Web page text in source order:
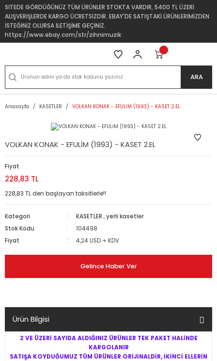
SİTEDE GÖRDÜĞÜNÜZ TÜM ÜRÜNLER STOKTA VARDIR, 5400 TL ÜZERİ
ALIŞVERİŞLERDE KARGO ÜCRETSİZDİR. EBAY'DE SATIŞTAKİ ÜRÜNLERİMİZDEN
İSTEĞİNİZ OLURSA İLETİŞİME GEÇİNİZ.
https://www.ebay.com/str/zihnimuzik
ARA
Anasayfa KASETLER VOLKAN KONAK - EFULİM (1993) - KASET 2.EL
VOLKAN KONAK - EFULİM (1993) - KASET 2.EL
Fiyat
228,83 TL
228,83 TL den başlayan taksitlerle!!
Kategori KASETLER ,yerli kasetler
Stok Kodu
104498
Fiyat
4,24 USD + KDV
Gelince Haber Ver
Ürün Bilgisi
2 VE ÜZERİ SAYIDA ALDIĞINIZ ÜRÜNLER TEK PAKET HALİNDE
KARGOLANIR
SATIŞA KOYDUĞUMUZ TÜM ÜRÜNLER ORİJİNALDİR, İKİNCİ ELLERİN